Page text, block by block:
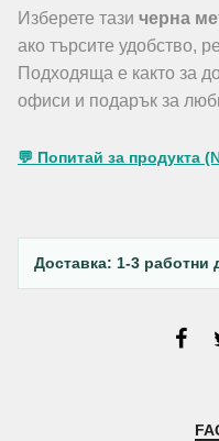
Изберете тази черна
ако търсите удобство,
Подходяща е както за
офиси и подарък за
💬 Попитай за продукта
Доставка: 1-3 работни